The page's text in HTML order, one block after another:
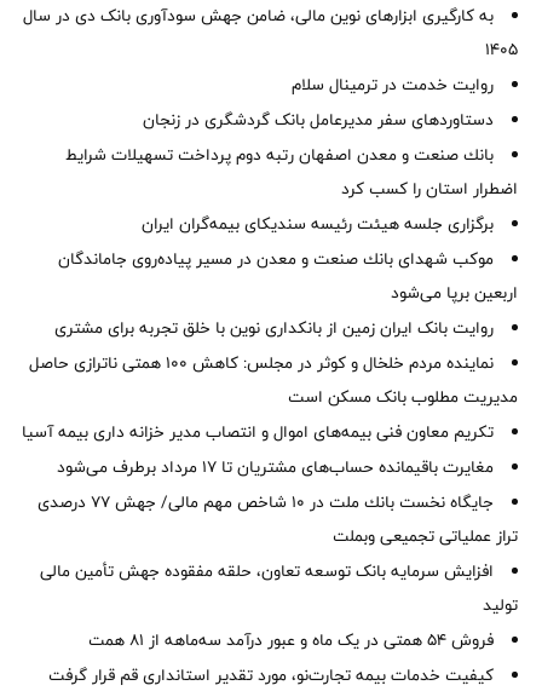
به کارگیری ابزارهای نوین مالی، ضامن جهش سودآوری بانک دی در سال
1405
روایت خدمت در ترمینال سلام
دستاوردهای سفر مدیرعامل بانک گردشگری در زنجان
بانك صنعت و معدن اصفهان رتبه دوم پرداخت تسهیلات شرایط
اضطرار استان را كسب كرد
برگزاری جلسه هیئت رئیسه سندیکای بیمه‌گران ایران
موكب شهدای بانك صنعت و معدن در مسیر پیاده‌روی جاماندگان
اربعین برپا می‌شود
روایت بانک ایران زمین از بانکداری نوین با خلق تجربه برای مشتری
نماینده مردم خلخال و کوثر در مجلس: کاهش ۱۰۰ همتی ناترازی حاصل
مدیریت مطلوب بانک مسکن است
تکریم معاون فنی بیمه‌های اموال و انتصاب مدیر خزانه داری بیمه آسیا
مغایرت‌ باقیمانده حساب‌های مشتریان تا ۱۷ مرداد برطرف می‌شود
جایگاه نخست بانك ملت در 10 شاخص مهم مالی/ جهش 77 درصدی
تراز عملیاتی تجمیعی وبملت
افزایش سرمایه بانک توسعه تعاون، حلقه مفقوده جهش تأمین مالی
تولید
فروش 54 همتی در یک ماه و عبور درآمد سه‌ماهه از 81 همت
کیفیت خدمات بیمه تجارت‌نو، مورد تقدیر استانداری قم قرار گرفت